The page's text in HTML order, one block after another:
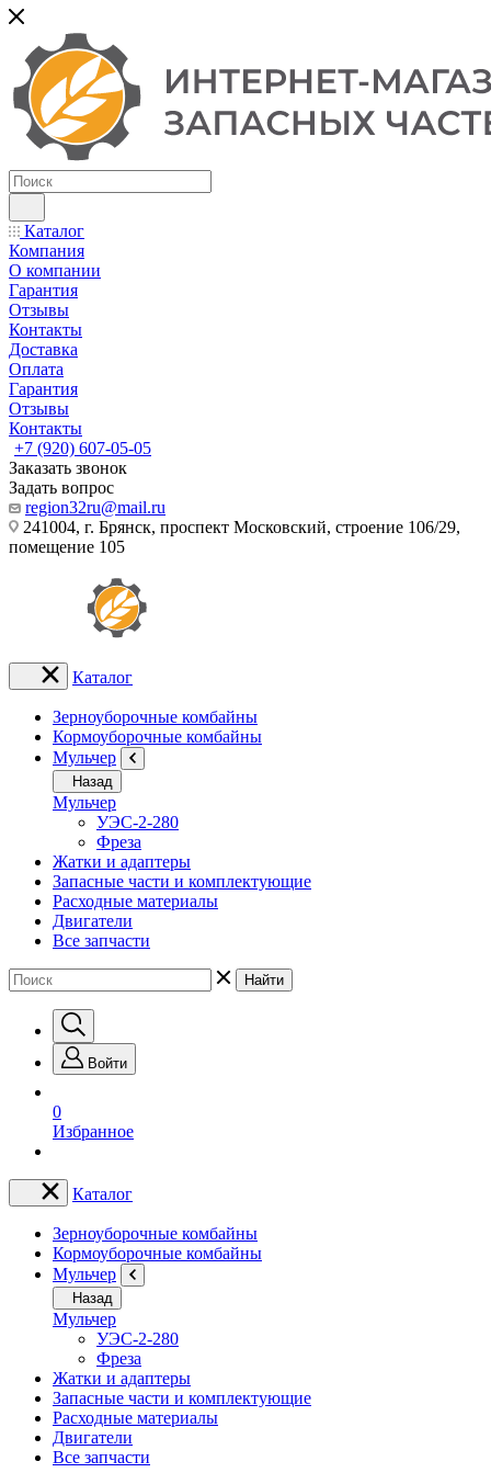
Каталог
Компания
О компании
Гарантия
Отзывы
Контакты
Доставка
Оплата
Гарантия
Отзывы
Контакты
+7 (920) 607-05-05
Заказать звонок
Задать вопрос
region32ru@mail.ru
241004, г. Брянск, проспект Московский, строение 106/29,
помещение 105
Каталог
Зерноуборочные комбайны
Кормоуборочные комбайны
Мульчер
Назад
Мульчер
УЭС-2-280
Фреза
Жатки и адаптеры
Запасные части и комплектующие
Расходные материалы
Двигатели
Все запчасти
Найти
Войти
0
Избранное
Каталог
Зерноуборочные комбайны
Кормоуборочные комбайны
Мульчер
Назад
Мульчер
УЭС-2-280
Фреза
Жатки и адаптеры
Запасные части и комплектующие
Расходные материалы
Двигатели
Все запчасти